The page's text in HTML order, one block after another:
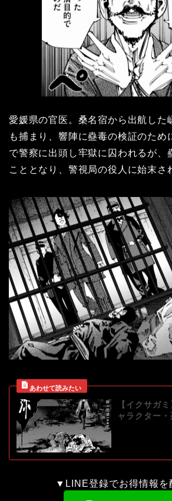
愛媛県の官医。桑名宿から出航した
も捕まり、響陣に蠱毒の検証のため
で警察に出頭し牢獄に囚われるが、
こととなり、警視局の役人に始末さ
【イクサガ
ャラクター
▼LINE登録でお得情報を